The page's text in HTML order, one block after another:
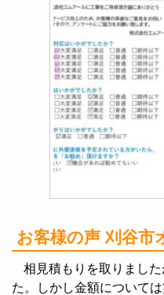
お客様の声 刈谷市
相見積もりを取りまし
た。しかし金額について